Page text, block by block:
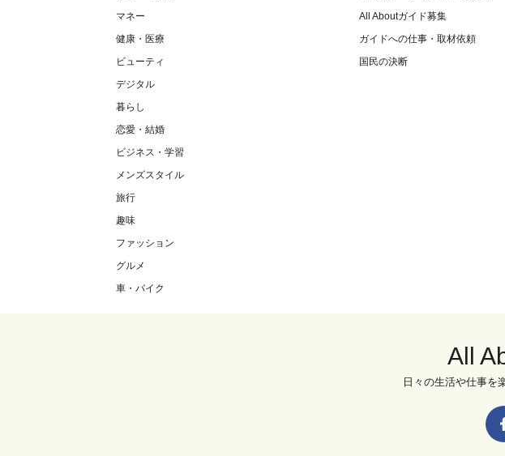
マネー
健康・医療
ビューティ
デジタル
暮らし
恋愛・結婚
ビジネス・学習
メンズスタイル
旅行
趣味
ファッション
グルメ
車・バイク
All Aboutガイド募集
ガイドへの仕事・取材依頼
国民の決断
All
日々の生活や仕事を